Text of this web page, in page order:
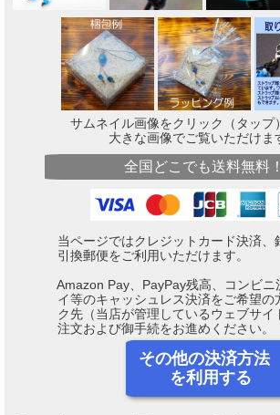
サムネイル画像をクリック（タップ
大きな画像でご覧いただけま
全国どこでも送料無料！
当ページではクレジットカード決済、
引換郵便をご利用いただけます。
Amazon Pay、PayPay残高、コンビニ
イ等のキャッシュレス決済をご希望の
ク先（当店が管理しているウェブサイ
注文および御手続をお進めください。
その他の決済方法
を利用する